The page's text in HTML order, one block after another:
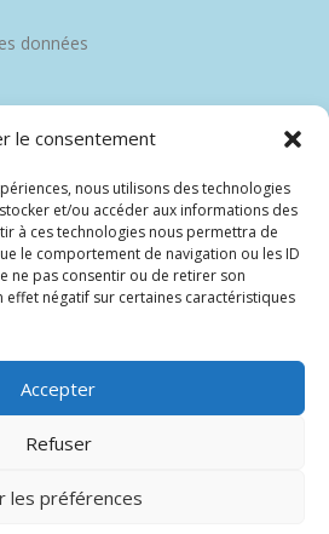
le consentement
nous utilisons des technologies
et/ou accéder aux informations des
à ces technologies nous permettra de
le comportement de navigation ou les ID
ne pas consentir ou de retirer son
effet négatif sur certaines caractéristiques
Accepter
Refuser
les préférences
données
Martinique